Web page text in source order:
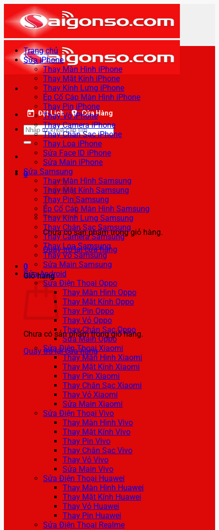
qua
nội
dung
Đặt Lịch Cửa Hàng
Tìm
kiếm:
0
Chưa có sản phẩm trong giỏ hàng.
Quay trở lại cửa hàng
0
Giỏ hàng
Chưa có sản phẩm trong giỏ hàng.
Quay trở lại cửa hàng
Trang chủ
Sửa iPhone
Thay Màn Hình iPhone
Thay Mặt Kính iPhone
Thay Kính Lưng iPhone
Ép Cổ Cáp Màn Hình iPhone
Thay Pin iPhone
Thay Vỏ iPhone
Thay Camera iPhone
Thay Chân Sạc iPhone
Thay Loa iPhone
Sửa Face ID iPhone
Sửa Main iPhone
Sửa Samsung
Thay Màn Hình Samsung
Thay Mặt Kính Samsung
Thay Pin Samsung
Ép Cổ Cáp Màn Hình Samsung
Thay Kính Lưng Samsung
Thay Chân Sạc Samsung
Thay Camera Samsung
Thay Loa Samsung
Thay Vỏ Samsung
Sửa Main Samsung
Sửa Android
Sửa Điện Thoại Oppo
Thay Màn Hình Oppo
Thay Mặt Kính Oppo
Thay Pin Oppo
Thay Vỏ Oppo
Thay Chân Sạc Oppo
Sửa Main Oppo
Sửa Điện Thoại Xiaomi
Thay Màn Hình Xiaomi
Thay Mặt Kính Xiaomi
Thay Pin Xiaomi
Thay Chân Sạc Xiaomi
Thay Vỏ Xiaomi
Sửa Main Xiaomi
Sửa Điện Thoại Vivo
Thay Màn Hình Vivo
Thay Mặt Kính Vivo
Thay Pin Vivo
Thay Chân Sạc Vivo
Thay Vỏ Vivo
Sửa Main Vivo
Sửa Điện Thoại Huawei
Thay Màn Hình Huawei
Thay Mặt Kính Huawei
Thay Vỏ Huawei
Thay Pin Huawei
Sửa Điện Thoại Realme